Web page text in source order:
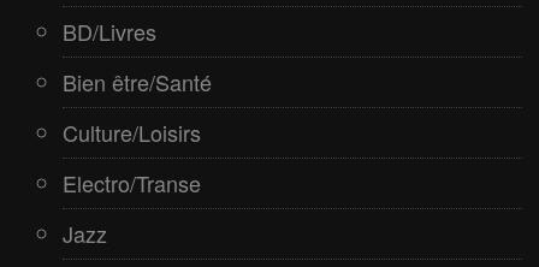
BD/Livres
Bien être/Santé
Culture/Loisirs
Electro/Transe
Jazz